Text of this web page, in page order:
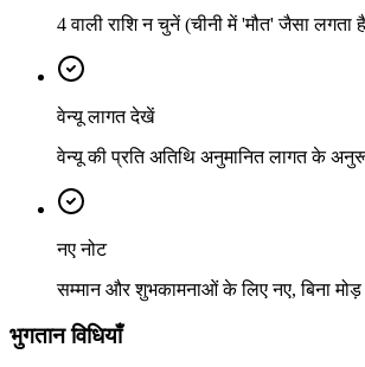
4 वाली राशि न चुनें (चीनी में 'मौत' जैसा लगता
वेन्यू लागत देखें
वेन्यू की प्रति अतिथि अनुमानित लागत के
नए नोट
सम्मान और शुभकामनाओं के लिए नए, बिना
भुगतान विधियाँ